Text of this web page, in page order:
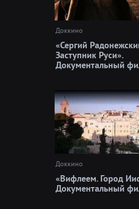
Доккино
«Сергий
Заступник Руси».
Документальный
Доккино
«Вифлеем. Город
Документальный